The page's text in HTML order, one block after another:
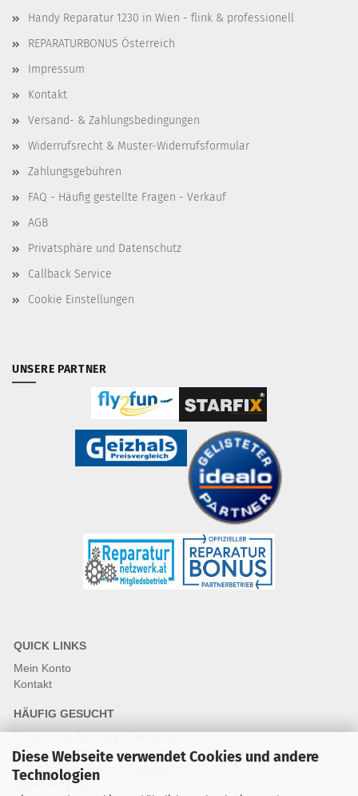
Diese Webseite verwendet Cookies und andere
Technologien
Handy Reparatur 1230 in Wien - flink & professionell
REPARATURBONUS Österreich
Impressum
Kontakt
Versand- & Zahlungsbedingungen
Widerrufsrecht & Muster-Widerrufsformular
Zahlungsgebühren
FAQ - Häufig gestellte Fragen - Verkauf
AGB
Privatsphäre und Datenschutz
Callback Service
Cookie Einstellungen
UNSERE PARTNER
QUICK LINKS
Mein Konto
Kontakt
HÄUFIG GESUCHT
Fragen und Antworten Webshop
Fragen & Antworten Reparatur
Qualitätsstandards für Ersatzteile
Reparaturablauf